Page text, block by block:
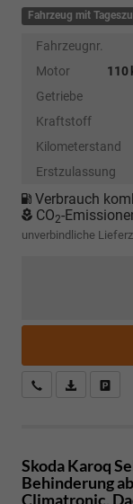
Fahrzeug mit
Fahrzeugnr.
Motor
110
Getriebe
Kraftstoff
Kilometerstand
Erstzulassung
Verbrauch
CO2-
unverbindliche
Kostenloser
PDF-
Skoda Karoq
Behinderung
Climatronic,